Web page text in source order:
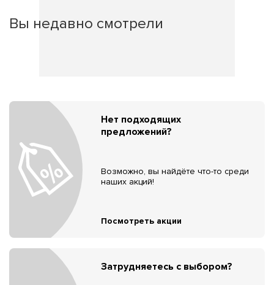
Вы недавно смотрели
Нет подходящих
предложений?
Возможно, вы найдёте что-то среди
наших акций!
Посмотреть акции
Затрудняетесь с выбором?